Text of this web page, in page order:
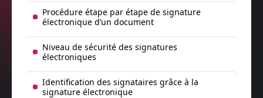
Procédure étape par étape de signature
électronique d’un document
Niveau de sécurité des signatures
électroniques
Identification des signataires grâce à la
signature électronique